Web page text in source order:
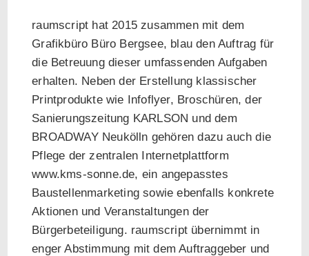
raumscript hat 2015 zusammen mit dem
Grafikbüro Büro Bergsee, blau den Auftrag für
die Betreuung dieser umfassenden Aufgaben
erhalten. Neben der Erstellung klassischer
Printprodukte wie Infoflyer, Broschüren, der
Sanierungszeitung KARLSON und dem
BROADWAY Neukölln gehören dazu auch die
Pflege der zentralen Internetplattform
www.kms-sonne.de, ein angepasstes
Baustellenmarketing sowie ebenfalls konkrete
Aktionen und Veranstaltungen der
Bürgerbeteiligung. raumscript übernimmt in
enger Abstimmung mit dem Auftraggeber und